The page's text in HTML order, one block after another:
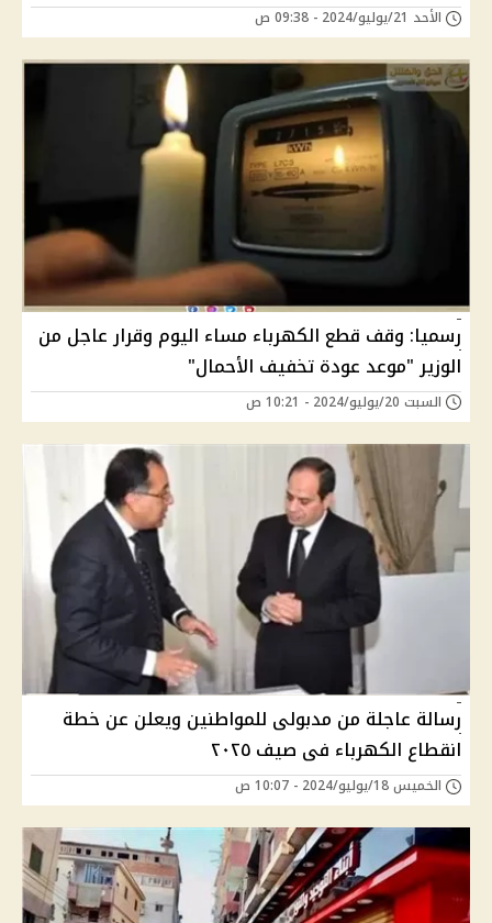
الأحد 21/يوليو/2024 - 09:38 ص
رسميا: وقف قطع الكهرباء مساء اليوم وقرار عاجل من
الوزير "موعد عودة تخفيف الأحمال"
السبت 20/يوليو/2024 - 10:21 ص
رسالة عاجلة من مدبولى للمواطنين ويعلن عن خطة
انقطاع الكهرباء فى صيف ٢٠٢٥
الخميس 18/يوليو/2024 - 10:07 ص